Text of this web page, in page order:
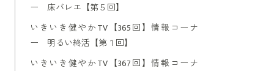
ー 床バレエ【第５回】
いきいき健やかTV【365回】情報コーナ
ー 明るい終活【第１回】
いきいき健やかTV【367回】情報コーナ